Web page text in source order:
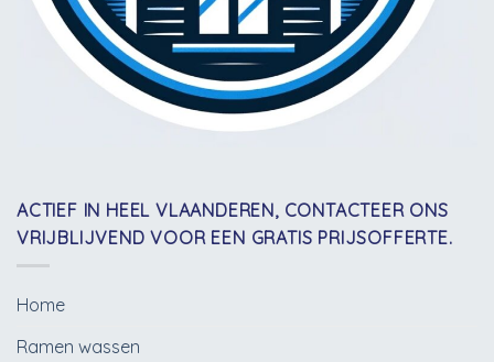
ACTIEF IN HEEL VLAANDEREN, CONTACTEER ONS
VRIJBLIJVEND VOOR EEN GRATIS PRIJSOFFERTE.
Home
Ramen wassen